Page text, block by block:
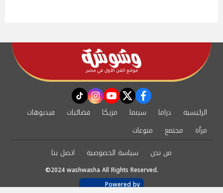
facebook
twitter
youtube
instagram
tiktok
الرئيسية دراما سينما مزيكا فضائيات
فيديوهات
مرأة
مجتمع
منوعات
من نحن
سياسة الخصوصية اتصل بنا
©2024 washwasha All Rights Reserved.
Powered by